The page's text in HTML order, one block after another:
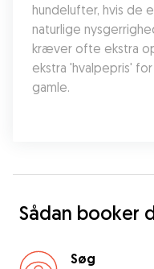
hundelufter, hvis de
naturlige
kræver ofte ekstra
ekstra 'hvalpepris'
gamle.
Sådan booker
Søg